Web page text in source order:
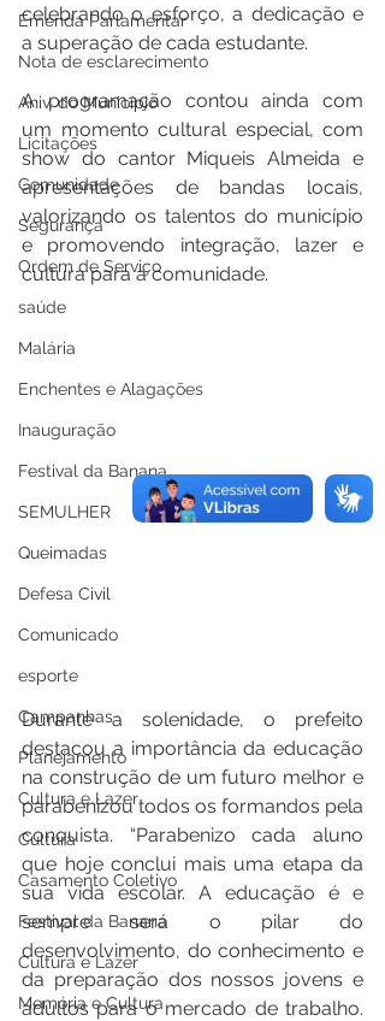
Emenda Parlamentar
Nota de esclarecimento
Aniv. do Município
Licitações
Comunidade
Segurança
Ordem de Serviço
saúde
Malária
Enchentes e Alagações
Inauguração
Festival da Banana
SEMULHER
Queimadas
Defesa Civil
Comunicado
esporte
Campanhas
Planejamento
Cultura e Lazer
Cultura
Casamento Coletivo
Festival da Banana
Cultura e Lazer
Memória e Cultura
celebrando o esforço, a dedicação e
a superação de cada estudante.
A programação contou ainda com
um momento cultural especial, com
show do cantor Miqueis Almeida e
apresentações de bandas locais,
valorizando os talentos do município
e promovendo integração, lazer e
cultura para a comunidade.
Durante a solenidade, o prefeito
destacou a importância da educação
na construção de um futuro melhor e
parabenizou todos os formandos pela
conquista. “Parabenizo cada aluno
que hoje conclui mais uma etapa da
sua vida escolar. A educação é e
sempre será o pilar do
desenvolvimento, do conhecimento e
da preparação dos nossos jovens e
adultos para o mercado de trabalho.